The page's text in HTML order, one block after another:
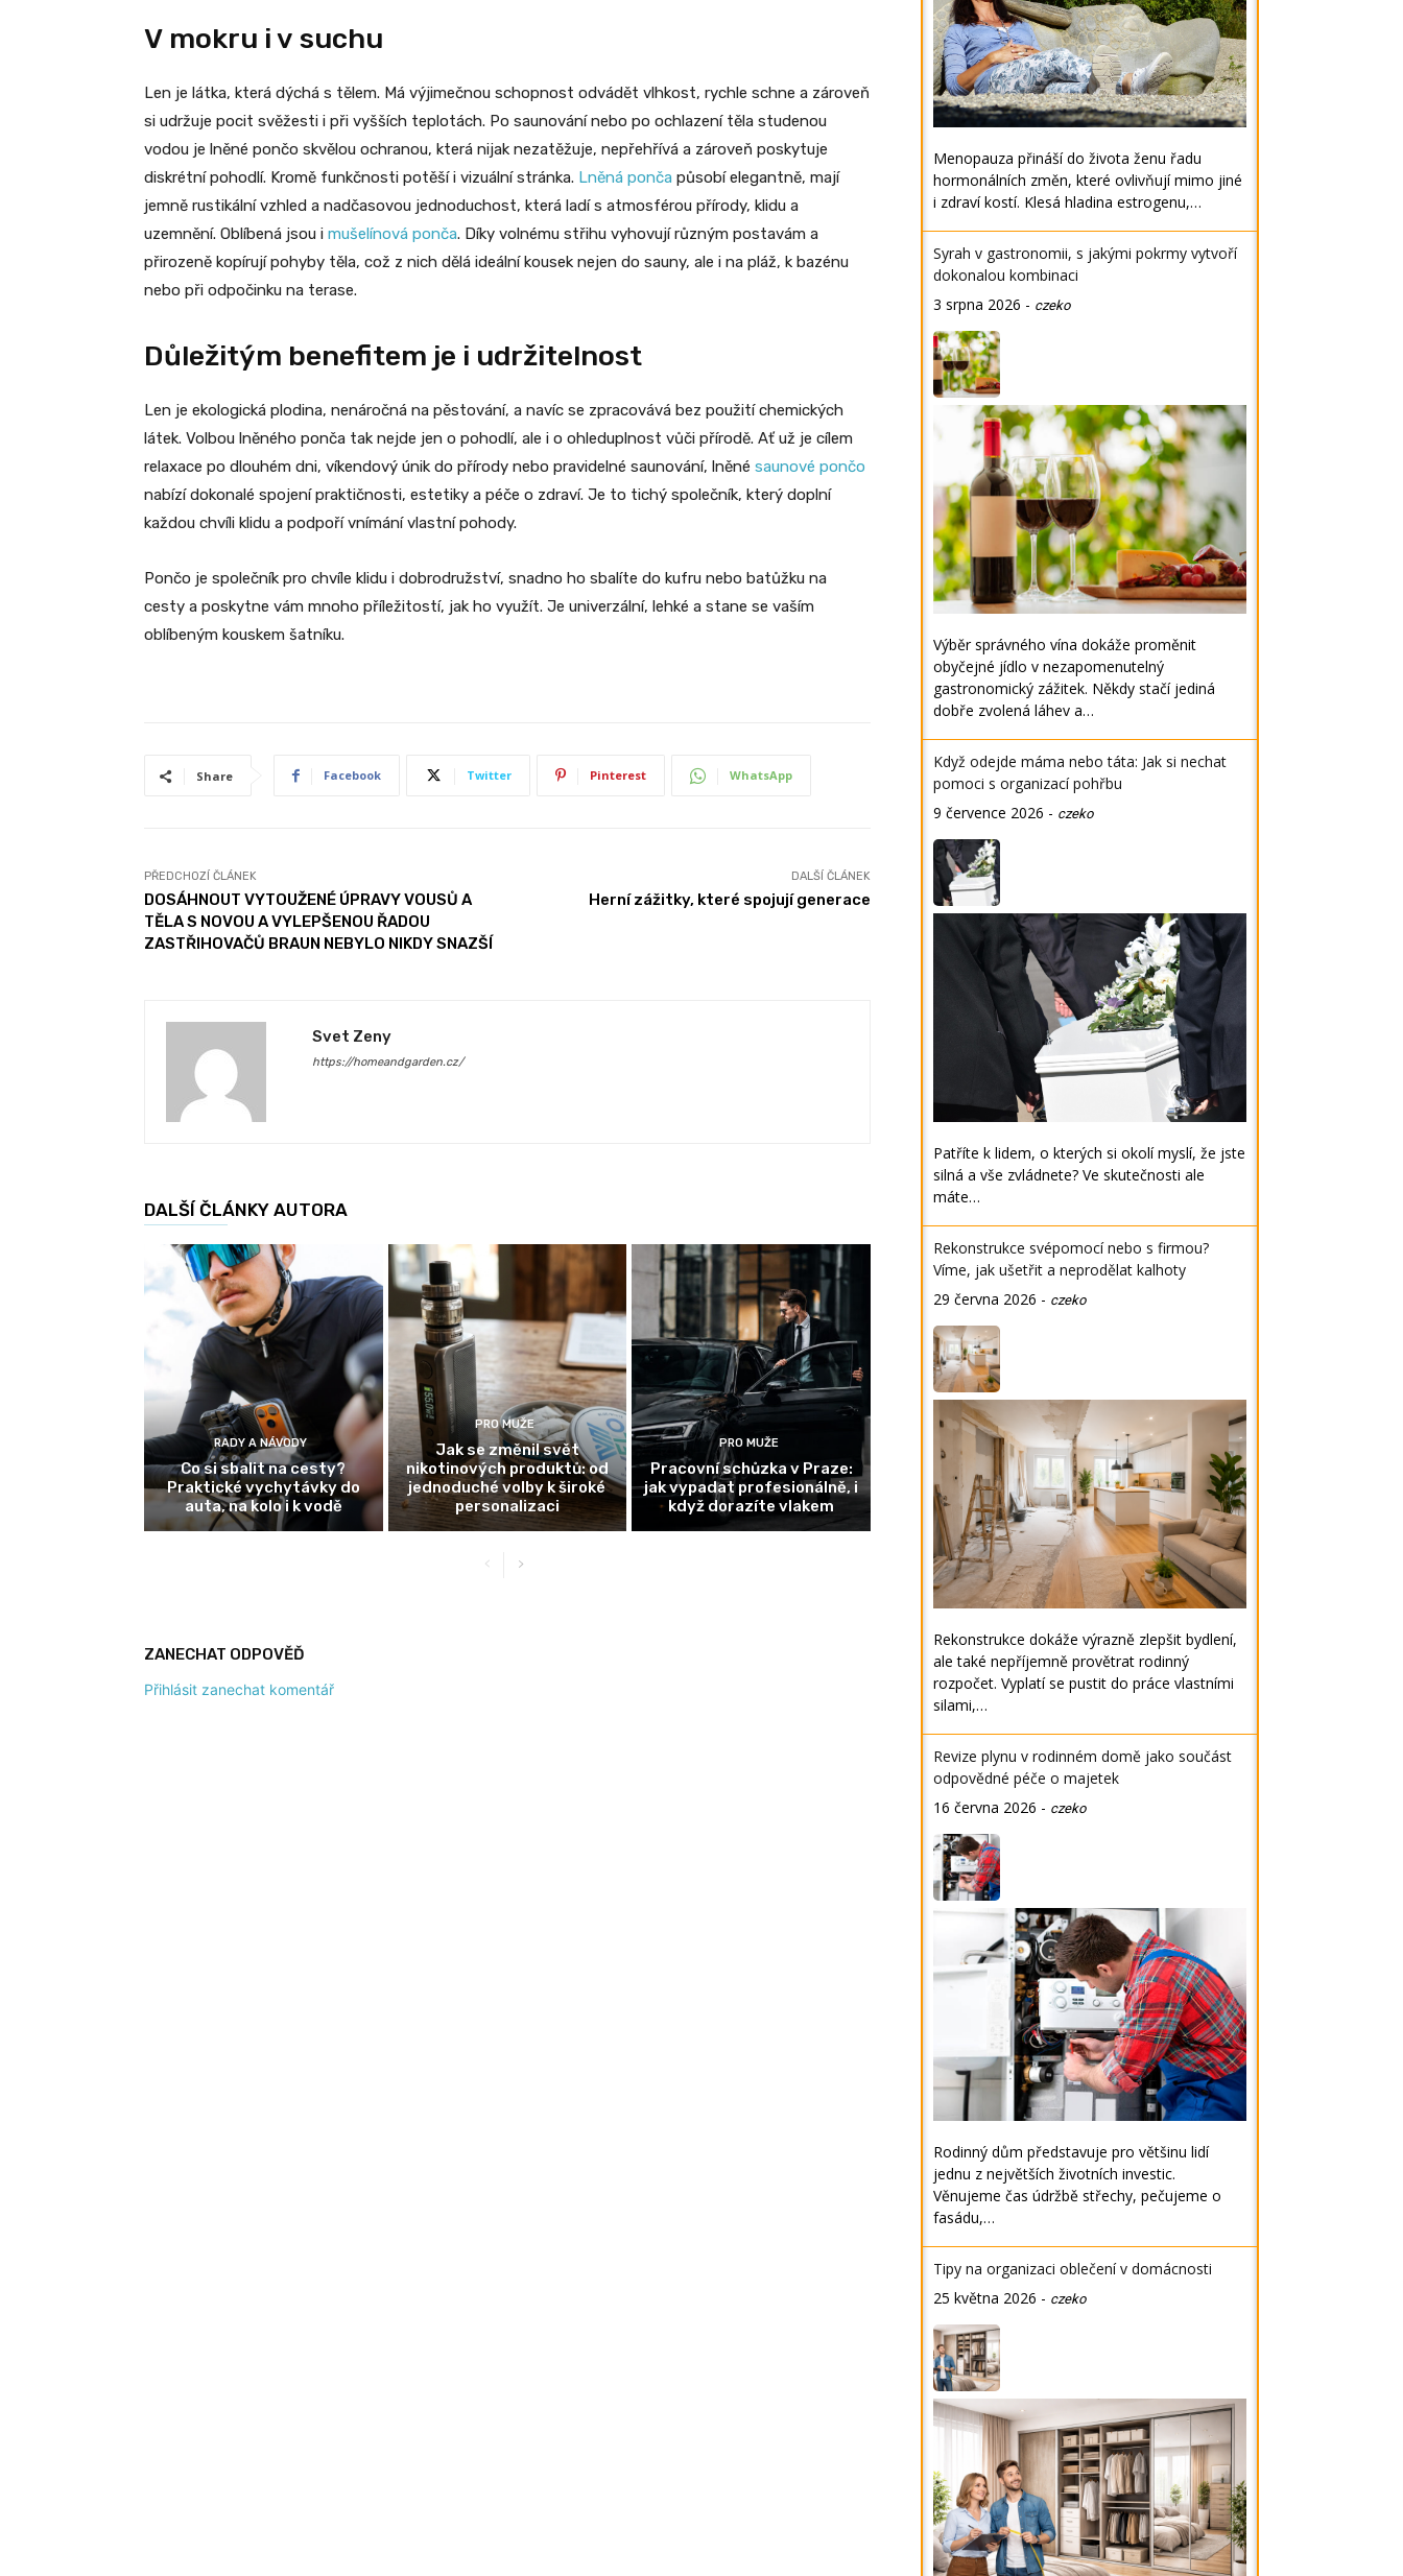
V mokru i v suchu
Len je látka, která dýchá s tělem. Má výjimečnou schopnost odvádět vlhkost, rychle schne a zároveň
si udržuje pocit svěžesti i při vyšších teplotách. Po saunování nebo po ochlazení těla studenou
vodou je lněné pončo skvělou ochranou, která nijak nezatěžuje, nepřehřívá a zároveň poskytuje
diskrétní pohodlí. Kromě funkčnosti potěší i vizuální stránka. Lněná ponča působí elegantně, mají
jemně rustikální vzhled a nadčasovou jednoduchost, která ladí s atmosférou přírody, klidu a
uzemnění. Oblíbená jsou i mušelínová ponča. Díky volnému střihu vyhovují různým postavám a
přirozeně kopírují pohyby těla, což z nich dělá ideální kousek nejen do sauny, ale i na pláž, k bazénu
nebo při odpočinku na terase.
Důležitým benefitem je i udržitelnost
Len je ekologická plodina, nenáročná na pěstování, a navíc se zpracovává bez použití chemických
látek. Volbou lněného ponča tak nejde jen o pohodlí, ale i o ohleduplnost vůči přírodě. Ať už je cílem
relaxace po dlouhém dni, víkendový únik do přírody nebo pravidelné saunování, lněné saunové pončo
nabízí dokonalé spojení praktičnosti, estetiky a péče o zdraví. Je to tichý společník, který doplní
každou chvíli klidu a podpoří vnímání vlastní pohody.
Pončo je společník pro chvíle klidu i dobrodružství, snadno ho sbalíte do kufru nebo batůžku na
cesty a poskytne vám mnoho příležitostí, jak ho využít. Je univerzální, lehké a stane se vaším
oblíbeným kouskem šatníku.
Share Facebook Twitter Pinterest WhatsApp
PŘEDCHOZÍ ČLÁNEK
DOSÁHNOUT VYTOUŽENÉ ÚPRAVY VOUSŮ A
TĚLA S NOVOU A VYLEPŠENOU ŘADOU
ZASTŘIHOVAČŮ BRAUN NEBYLO NIKDY SNAZŠÍ
DALŠÍ ČLÁNEK
Herní zážitky, které spojují generace
Svet Zeny
https://homeandgarden.cz/
DALŠÍ ČLÁNKY AUTORA
RADY A NÁVODY
Co si sbalit na cesty?
Praktické vychytávky do
auta, na kolo i k vodě
PRO MUŽE
Jak se změnil svět
nikotinových produktů: od
jednoduché volby k široké
personalizaci
PRO MUŽE
Pracovní schůzka v Praze:
jak vypadat profesionálně, i
když dorazíte vlakem
ZANECHAT ODPOVĚĎ
Přihlásit zanechat komentář
Menopauza přináší do života ženu řadu
hormonálních změn, které ovlivňují mimo jiné
i zdraví kostí. Klesá hladina estrogenu,…
Syrah v gastronomii, s jakými pokrmy vytvoří
dokonalou kombinaci
3 srpna 2026 - czeko
Výběr správného vína dokáže proměnit
obyčejné jídlo v nezapomenutelný
gastronomický zážitek. Někdy stačí jediná
dobře zvolená láhev a…
Když odejde máma nebo táta: Jak si nechat
pomoci s organizací pohřbu
9 července 2026 - czeko
Patříte k lidem, o kterých si okolí myslí, že jste
silná a vše zvládnete? Ve skutečnosti ale
máte…
Rekonstrukce svépomocí nebo s firmou?
Víme, jak ušetřit a neprodělat kalhoty
29 června 2026 - czeko
Rekonstrukce dokáže výrazně zlepšit bydlení,
ale také nepříjemně provětrat rodinný
rozpočet. Vyplatí se pustit do práce vlastními
silami,…
Revize plynu v rodinném domě jako součást
odpovědné péče o majetek
16 června 2026 - czeko
Rodinný dům představuje pro většinu lidí
jednu z největších životních investic.
Věnujeme čas údržbě střechy, pečujeme o
fasádu,…
Tipy na organizaci oblečení v domácnosti
25 května 2026 - czeko